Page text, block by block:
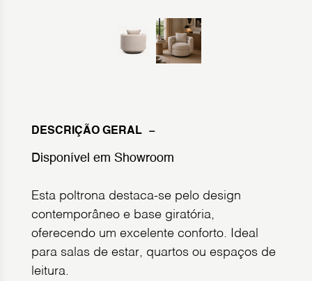
DESCRIÇÃO GERAL
Disponível em Showroom
Esta poltrona destaca-se pelo design
contemporâneo e base giratória,
oferecendo um excelente conforto. Ideal
para salas de estar, quartos ou espaços de
leitura.